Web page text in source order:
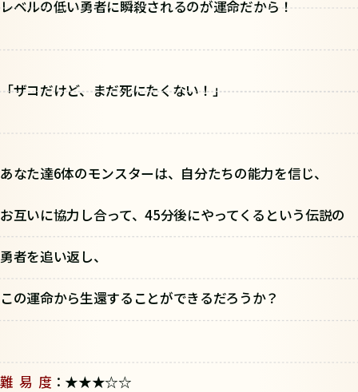
レベルの低い勇者に瞬殺されるのが運命だから！
「ザコだけど、まだ死にたくない！」
あなた達6体のモンスターは、自分たちの能力を信じ、
お互いに協力し合って、45分後にやってくるという伝説の
勇者を追い返し、
この運命から生還することができるだろうか？
難 易 度：★★★☆☆